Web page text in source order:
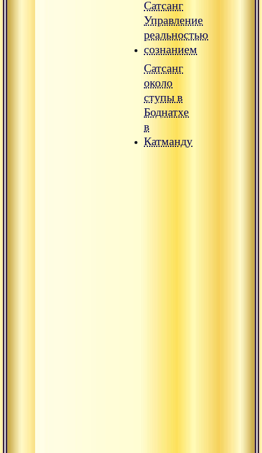
Сатсанг
Управление
реальностью
сознанием
Сатсанг
около
ступы в
Боднатхе
в
Катманду